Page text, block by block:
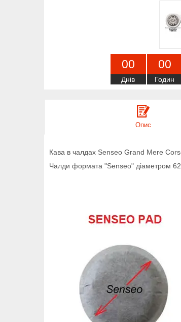
00
Днів
00
Годин
Опис
Кава в чалдах Senseo Grand Mere
Чалди формата "Senseo" діаметром